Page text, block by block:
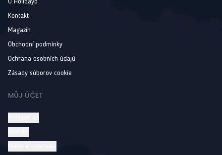
O Holidayo
Kontakt
Magazín
Obchodní podmínky
Ochrana osobních údajů
Zásady súborov cookie
MŮJ ÚČET